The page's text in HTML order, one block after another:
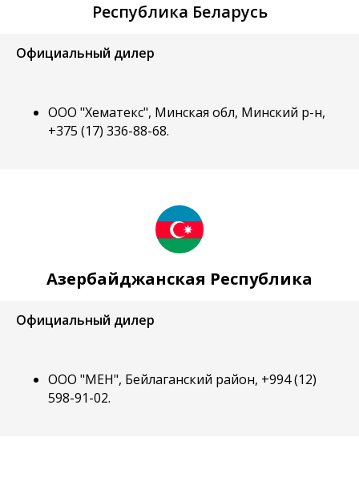
Республика Беларусь
Официальный дилер
ООО "Хематекс", Минская обл, Минский р-н,
+375 (17) 336-88-68.
Азербайджанская Республика
Официальный дилер
ООО "МЕН", Бейлаганский район, +994 (12)
598-91-02.